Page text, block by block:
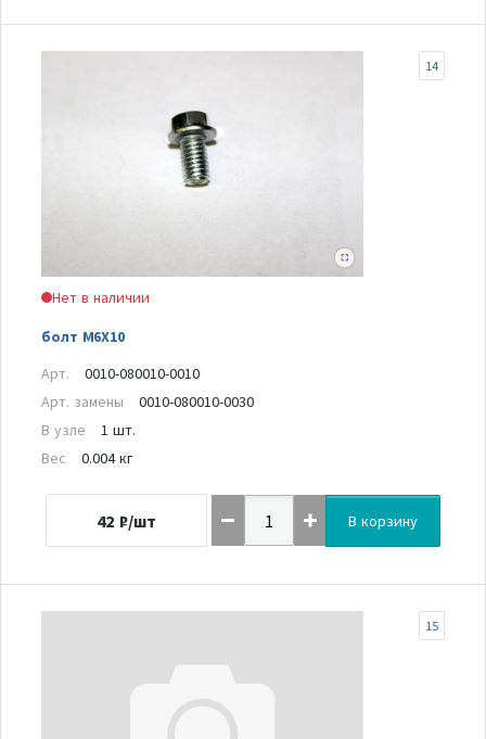
Нет в наличии
болт M6X10
14
Арт.
0010-080010-0010
Арт. замены
0010-080010-0030
В узле
1 шт.
Вес
0.004 кг
42 ₽/шт В корзину
15